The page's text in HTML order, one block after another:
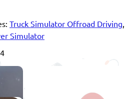
Truck Simulator Offroad Driving
Simulator